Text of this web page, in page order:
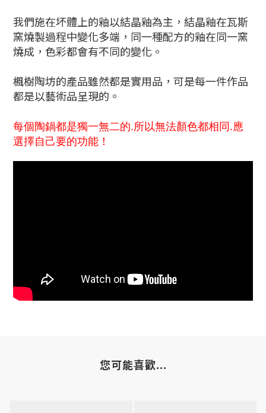
我們施在坏體上的釉以結晶釉為主，結晶釉在瓦斯
窯燒製過程中變化多端，同一種配方的釉在同一窯
燒成，色彩都會有不同的變化。
楓樹陶坊的產品雖然都是實用品，可是每一件作品
都是以藝術品呈現的。
每個陶鍋都是獨一無二的.所以無法顏色都相同.應
選擇自己要的功能！
您可能喜歡...